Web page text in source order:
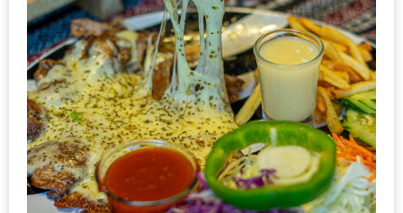
เชียงใหม่
ฟรี
2
ท่าน
ลุ้น
รับ
GIFT
VOUCHER